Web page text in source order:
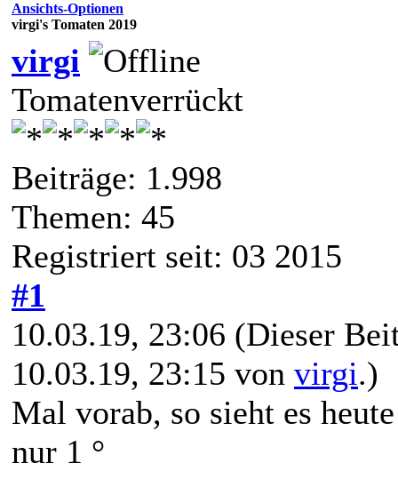
Ansichts-Optionen
virgi's Tomaten 2019
virgi
Tomatenverrückt
Beiträge: 1.998
Themen: 45
Registriert seit: 03 2015
#1
10.03.19, 23:06 (Dieser
10.03.19, 23:15 von virgi.)
Mal vorab, so sieht es
nur 1 °